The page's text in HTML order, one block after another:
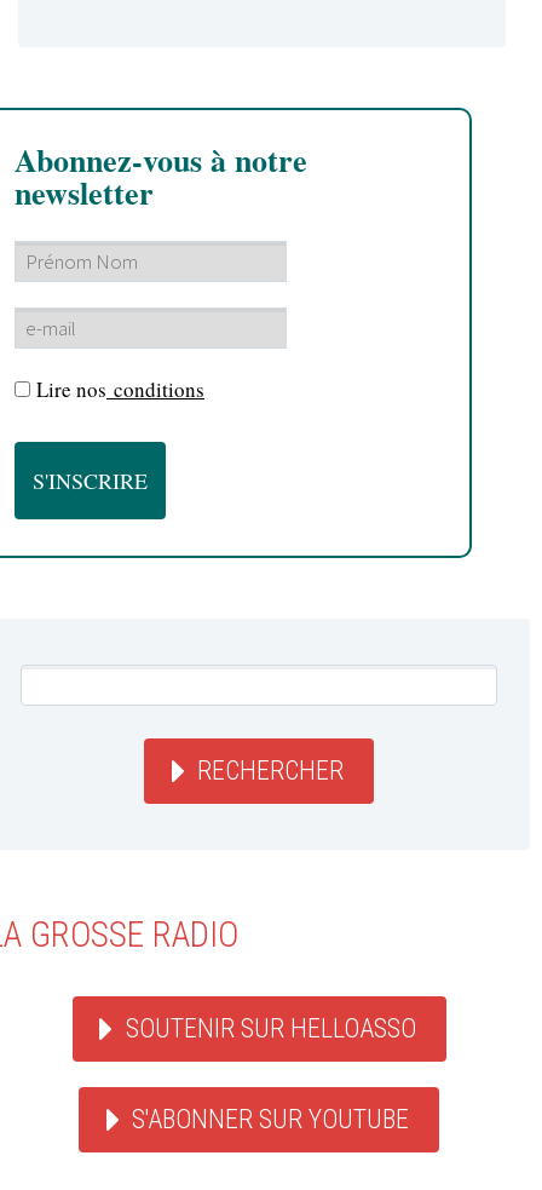
Abonnez-vous à notre
newsletter
Lire nos conditions
RECHERCHER
GROSSE RADIO
SOUTENIR SUR HELLOASSO
S'ABONNER SUR YOUTUBE